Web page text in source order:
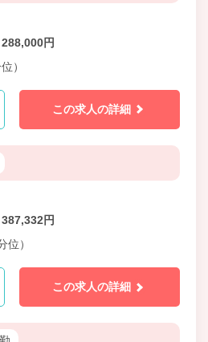
円
）
この求人の詳細
円
位）
この求人の詳細